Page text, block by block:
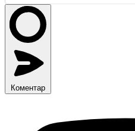
Коментар